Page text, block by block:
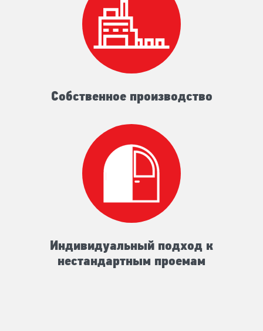
Собственное производство
Индивидуальный подход к
нестандартным проемам